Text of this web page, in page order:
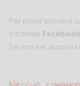
Per poter scrivere
o tramite Facebook
Se non sei ancora